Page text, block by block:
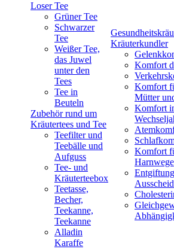
Loser Tee
Grüner Tee
Schwarzer
Tee
Weißer Tee,
das Juwel
unter den
Tees
Tee in
Beuteln
Zubehör rund um
Kräutertees und Tee
Teefilter und
Teebälle und
Aufguss
Tee- und
Kräuterteebox
Teetasse,
Becher,
Teekanne,
Teekanne
Alladin
Karaffe
Kräuterkundler
Komfort
Komfort
Mütter
Komfort
Komfort
Harnwege